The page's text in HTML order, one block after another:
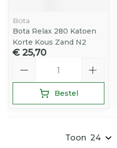
Bota
Bota Relax 280 Katoen
Korte Kous Zand N2
€ 25,70
Bestel
Toon